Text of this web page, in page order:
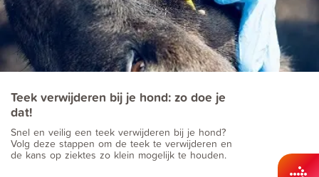
Teek verwijderen bij je hond: zo doe je
dat!
Snel en veilig een teek verwijderen bij je hond?
Volg deze stappen om de teek te verwijderen en
de kans op ziektes zo klein mogelijk te houden.